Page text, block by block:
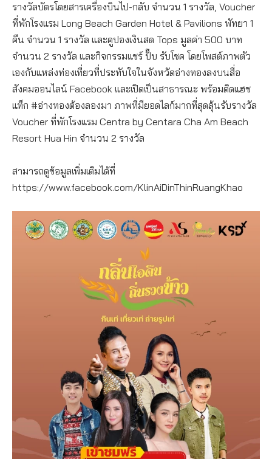
รางวัลบัตรโดยสารเครื่องบินไป-กลับ จำนวน 1 รางวัล, Voucher
ที่พักโรงแรม Long Beach Garden Hotel & Pavilions พัทยา 1
คืน จำนวน 1 รางวัล และคูปองเงินสด Tops มูลค่า 500 บาท
จำนวน 2 รางวัล และกิจกรรมแชร์ ปั๊บ รับโชค โดยโพสต์ภาพตัว
เองกับแหล่งท่องเที่ยวที่ประทับใจในจังหวัดอ่างทองลงบนสื่อ
สังคมออนไลน์ Facebook และเปิดเป็นสาธารณะ พร้อมติดแฮช
แท็ก #อ่างทองต้องลองมา ภาพที่มียอดไลก์มากที่สุดลุ้นรับรางวัล
Voucher ที่พักโรงแรม Centra by Centara Cha Am Beach
Resort Hua Hin จำนวน 2 รางวัล
สามารถดูข้อมูลเพิ่มเติมได้ที่
https://www.facebook.com/KlinAiDinThinRuangKhao